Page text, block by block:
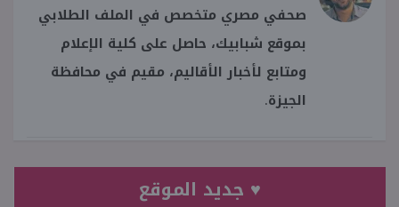
صحفي مصري متخصص في الملف الطلابي
بموقع شبابيك، حاصل على كلية الإعلام
ومتابع لأخبار الأقاليم، مقيم في محافظة
الجيزة.
♥ جديد الموقع